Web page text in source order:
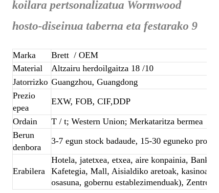
Marka Brett / OEM
Material
Altzairu herdoilgaitza 18 /10
Jatorrizko Guangzhou, Guangdong
Prezio
epea
EXW, FOB, CIF,DDP
Ordain
T / t; Western Union; Merkataritza bermea
Berun
denbora
3-7 egun stock badaude, 15-30 eguneko
Erabilera
Hotela, jatetxea, etxea, aire konpainia,
Kafetegia, Mall, Aisialdiko aretoak, kasinoak,
osasuna, gobernu establezimenduak), Zentroa,